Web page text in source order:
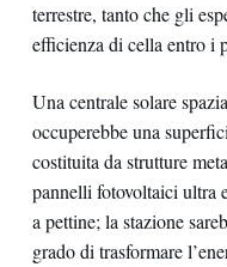
terrestre, tanto che gli
efficienza di cella entro i
Una centrale solare
occuperebbe una
costituita da strutture
pannelli fotovoltaici ultra
a pettine; la stazione
grado di trasformare